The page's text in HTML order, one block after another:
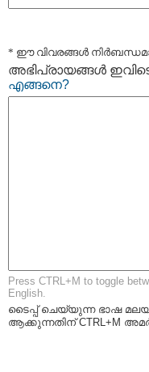
* ഈ വിവരങ്ങള്‍
അഭിപ്രായങ്ങള്‍
എങ്ങനെ?
Press CTRL+M to toggle
English.
ടൈപ്പ്‌ ചെയ്യുന്ന ഭാഷ
ആക്കുന്നതിന് CTRL+M